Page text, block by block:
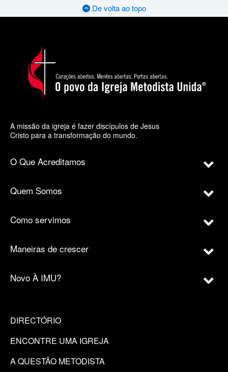
De volta ao topo
A missão da igreja é fazer discípulos de Jesus
Cristo para a transformação do mundo.
O Que Acreditamos
Quem Somos
Como servimos
Maneiras de crescer
Novo À IMU?
DIRECTÓRIO
ENCONTRE UMA IGREJA
A QUESTÃO METODISTA